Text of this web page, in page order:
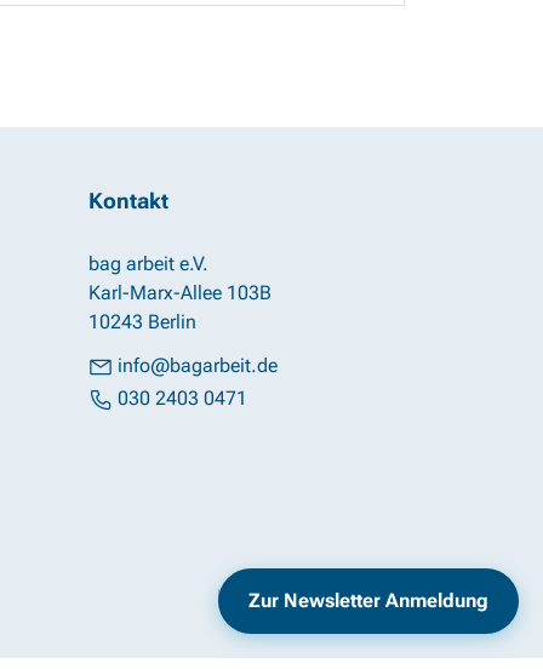
Kontakt
bag arbeit e.V.
Karl-Marx-Allee 103B
10243 Berlin
info@bagarbeit.de
030 2403 0471
Impressum Datenschutz
Zur Newsletter Anmeldung